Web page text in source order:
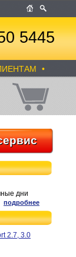
5445
•
дни
подробнее
2.7, 3.0